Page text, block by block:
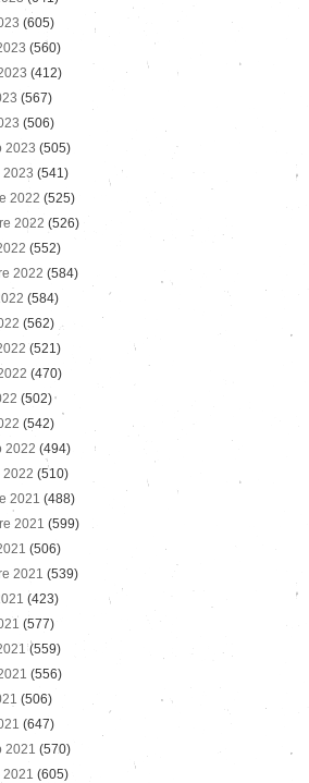
(605)
(560)
(412)
(567)
(506)
2023 (505)
2023 (541)
2022 (525)
2022 (526)
(552)
2022 (584)
(584)
(562)
(521)
(470)
(502)
(542)
2022 (494)
2022 (510)
2021 (488)
2021 (599)
(506)
2021 (539)
(423)
(577)
(559)
(556)
(506)
(647)
2021 (570)
2021 (605)